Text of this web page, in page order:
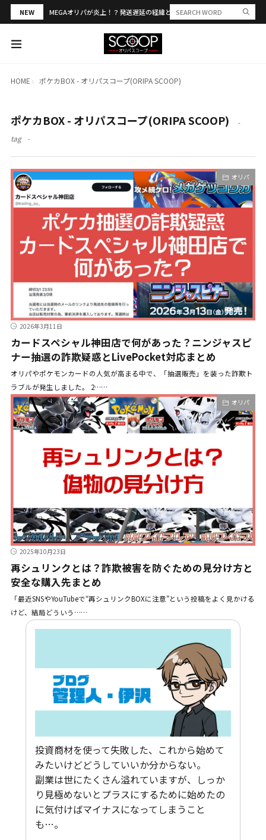
NEW MEGAオリパが炎上！？発送遅延の経緯と評判・当選報告を解説
HOME ポケカBOX - オリパスコープ(ORIPA SCOOP)
ポケカBOX - オリパスコープ(ORIPA SCOOP)
tag
オリパ
2026年3月11日
カードスペシャル神田店で何があった？ニンジャスピ
ナー抽選の詐欺疑惑とLivePocket対応まとめ
オリパやポケモンカードの人気が高まる中で、「抽選販売」を装った詐欺ト
ラブルが発生しました。 2……
オリパ
2025年10月23日
再シュリンクとは？詐欺被害を防ぐための見分け方と
安全な購入先まとめ
「最近SNSやYouTubeで“再シュリンクBOXに注意”という投稿をよく見かける
けど、結局どういう……
投資商材を使って失敗した、これから始めて
みたいけどどうしていいか分からない。
副業は世にたくさん溢れていますが、しっか
り見極めないとプラスにするために始めたの
に気付けばマイナスになってしまうこと
も…。